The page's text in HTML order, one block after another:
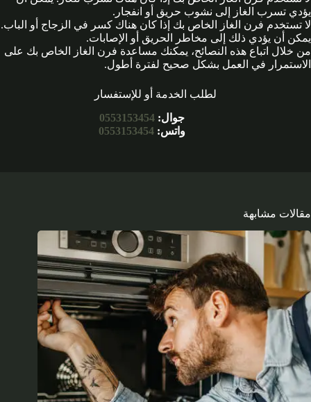
يؤدي تسرب الغاز إلى نشوب حريق أو انفجار.
لا تستخدم فرن الغاز الخاص بك إذا كان هناك كسر في الزجاج أو الباب.
يمكن أن يؤدي ذلك إلى مخاطر الحريق أو الإصابات.
من خلال اتباع هذه النصائح، يمكنك مساعدة فرن الغاز الخاص بك على
الاستمرار في العمل بشكل صحيح لفترة أطول.
لطلب الخدمة أو للإستفسار
جوال:0553153454
واتس:0553153454
مقالات مشابهة